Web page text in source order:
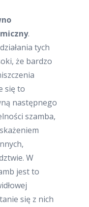
.
tych
że bardzo
się to
następnego
szamba,
W
jest to
się z nich